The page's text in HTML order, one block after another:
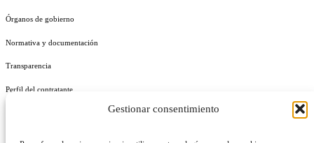
Gestionar consentimiento
Órganos de gobierno
Normativa y documentación
Transparencia
Perfil del contratante